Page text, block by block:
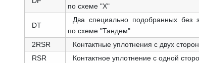
по схеме "X"
DT
Два специально подобранных без
по схеме "Тандем"
2RSR
Контактные уплотнения с двух сторон
RSR
Контактное уплотнение с одной